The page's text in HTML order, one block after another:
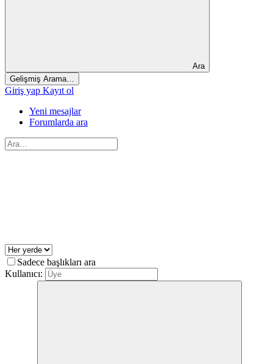
Ara
Gelişmiş Arama…
Giriş yap Kayıt ol
Yeni mesajlar
Forumlarda ara
Sadece başlıkları ara
Kullanıcı: